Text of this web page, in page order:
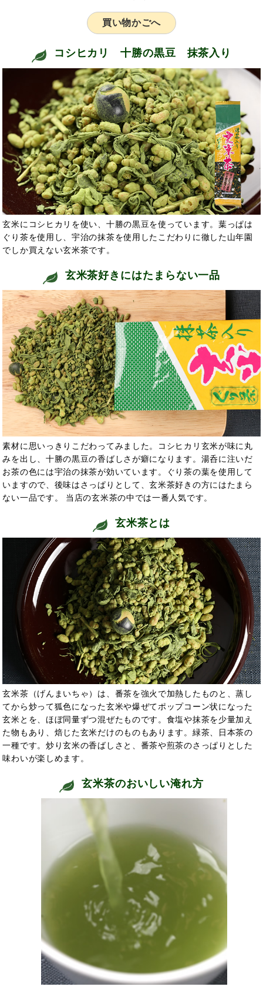
買い物かごへ
コシヒカリ 十勝の黒豆 抹茶入り
玄米にコシヒカリを使い、十勝の黒豆を使っています。葉っぱは
ぐり茶を使用し、宇治の抹茶を使用したこだわりに徹した山年園
でしか買えない玄米茶です。
玄米茶好きにはたまらない一品
素材に思いっきりこだわってみました。コシヒカリ玄米が味に丸
みを出し、十勝の黒豆の香ばしさが癖になります。湯呑に注いだ
お茶の色には宇治の抹茶が効いています。ぐり茶の葉を使用して
いますので、後味はさっぱりとして、玄米茶好きの方にはたまら
ない一品です。 当店の玄米茶の中では一番人気です。
玄米茶とは
玄米茶（げんまいちゃ）は、番茶を強火で加熱したものと、蒸し
てから炒って狐色になった玄米や爆ぜてポップコーン状になった
玄米とを、ほぼ同量ずつ混ぜたものです。食塩や抹茶を少量加え
た物もあり、焙じた玄米だけのものもあります。緑茶、日本茶の
一種です。炒り玄米の香ばしさと、番茶や煎茶のさっぱりとした
味わいが楽しめます。
玄米茶のおいしい淹れ方